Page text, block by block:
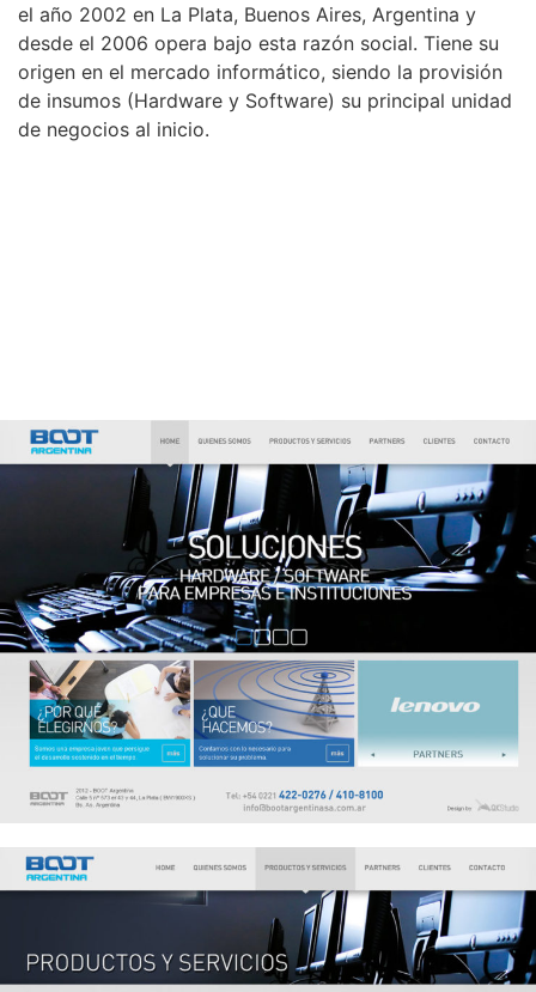
el año 2002 en La Plata, Buenos Aires, Argentina y
desde el 2006 opera bajo esta razón social. Tiene su
origen en el mercado informático, siendo la provisión
de insumos (Hardware y Software) su principal unidad
de negocios al inicio.